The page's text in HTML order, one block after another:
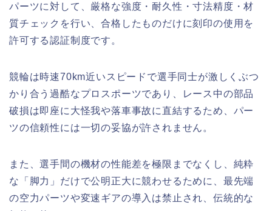
パーツに対して、厳格な強度・耐久性・寸法精度・材
質チェックを行い、合格したものだけに刻印の使用を
許可する認証制度です。
競輪は時速70km近いスピードで選手同士が激しくぶつ
かり合う過酷なプロスポーツであり、レース中の部品
破損は即座に大怪我や落車事故に直結するため、パー
ツの信頼性には一切の妥協が許されません。
また、選手間の機材の性能差を極限までなくし、純粋
な「脚力」だけで公明正大に競わせるために、最先端
の空力パーツや変速ギアの導入は禁止され、伝統的な